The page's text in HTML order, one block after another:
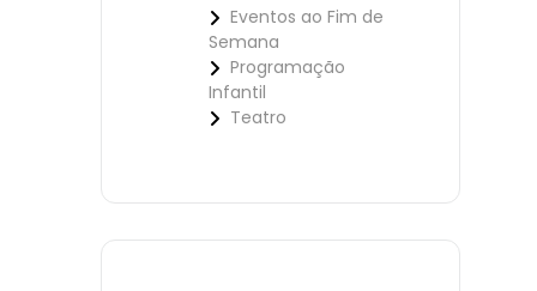
Eventos ao Fim de
Semana
Programação
Infantil
Teatro